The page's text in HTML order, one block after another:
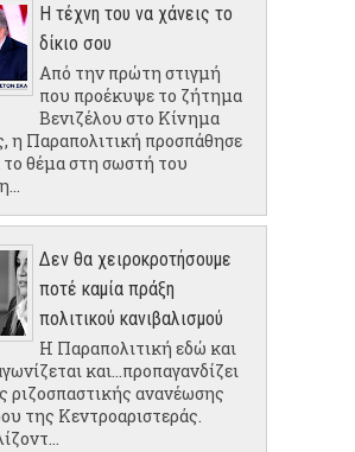
Η τέχνη του να χάνεις το
δίκιο σου
Από την πρώτη στιγμή
που προέκυψε το ζήτημα
Βενιζέλου στο Κίνημα
η Παραπολιτική προσπάθησε
το θέμα στη σωστή του
Δεν θα χειροκροτήσουμε
ποτέ καμία πράξη
πολιτικού κανιβαλισμού
Η Παραπολιτική εδώ και
και...προπαγανδίζει
ριζοσπαστικής ανανέωσης
της Κεντροαριστεράς.